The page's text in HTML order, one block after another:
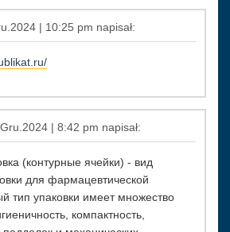
| 10:25 pm napisał:
| 8:42 pm napisał:
(контурные ячейки) - вид
для фармацевтической
тип упаковки имеет множество
компактность,